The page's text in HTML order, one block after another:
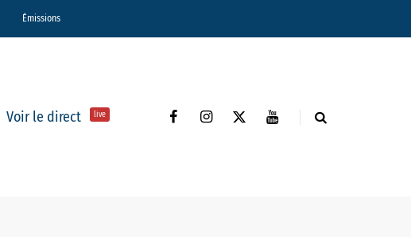
Émissions
Voir le direct live